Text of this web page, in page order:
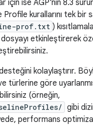
için ise AGP'nin 8.3
Profile kurallarını tek bir
prof.txt )
etkinleştirerek
kolaylaştırır.
türlerine göre
(örneğin,
gibi
performans